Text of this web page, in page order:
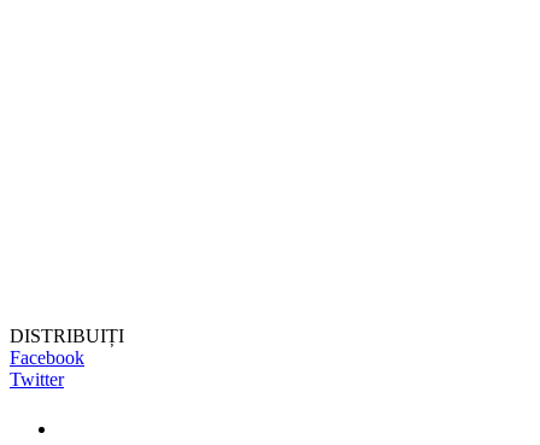
DISTRIBUIȚI
Facebook
Twitter